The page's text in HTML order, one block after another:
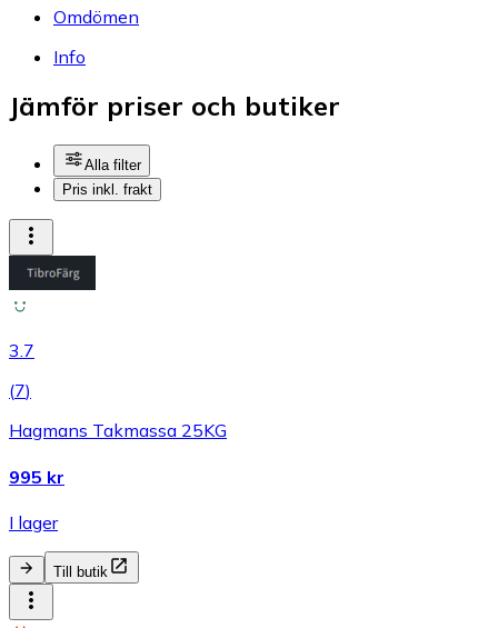
Omdömen
Info
Jämför priser och butiker
Alla filter
Pris inkl. frakt
3.7
(7)
Hagmans Takmassa 25KG
995 kr
I lager
Till butik